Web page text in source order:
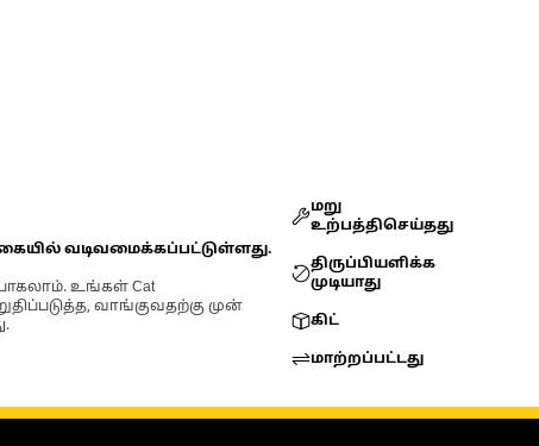
வடிவமைக்கப்பட்டுள்ளது.
உங்கள் Cat
வாங்குவதற்கு முன்
மறு
உற்பத்திசெய்தது
திருப்பியளிக்க
முடியாது
கிட்
மாற்றப்பட்டது